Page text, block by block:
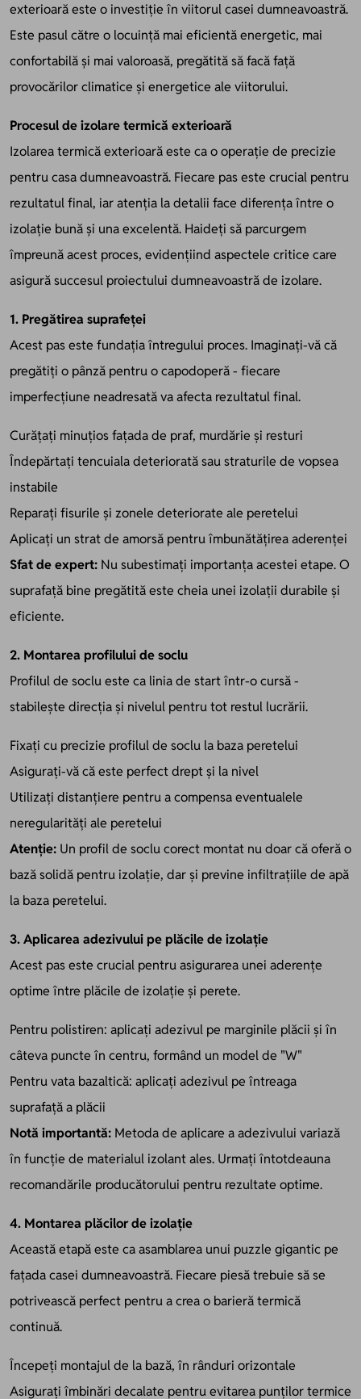
exterioară este o investiție în viitorul casei dumneavoastră.
Este pasul către o locuință mai eficientă energetic, mai
confortabilă și mai valoroasă, pregătită să facă față
provocărilor climatice și energetice ale viitorului.
Procesul de izolare termică exterioară
Izolarea termică exterioară este ca o operație de precizie
pentru casa dumneavoastră. Fiecare pas este crucial pentru
rezultatul final, iar atenția la detalii face diferența între o
izolație bună și una excelentă. Haideți să parcurgem
împreună acest proces, evidențiind aspectele critice care
asigură succesul proiectului dumneavoastră de izolare.
1. Pregătirea suprafeței
Acest pas este fundația întregului proces. Imaginați-vă că
pregătiți o pânză pentru o capodoperă - fiecare
imperfecțiune neadresată va afecta rezultatul final.
Curățați minuțios fațada de praf, murdărie și resturi
Îndepărtați tencuiala deteriorată sau straturile de vopsea
instabile
Reparați fisurile și zonele deteriorate ale peretelui
Aplicați un strat de amorsă pentru îmbunătățirea aderenței
Sfat de expert: Nu subestimați importanța acestei etape. O
suprafață bine pregătită este cheia unei izolații durabile și
eficiente.
2. Montarea profilului de soclu
Profilul de soclu este ca linia de start într-o cursă -
stabilește direcția și nivelul pentru tot restul lucrării.
Fixați cu precizie profilul de soclu la baza peretelui
Asigurați-vă că este perfect drept și la nivel
Utilizați distanțiere pentru a compensa eventualele
neregularități ale peretelui
Atenție: Un profil de soclu corect montat nu doar că oferă o
bază solidă pentru izolație, dar și previne infiltrațiile de apă
la baza peretelui.
3. Aplicarea adezivului pe plăcile de izolație
Acest pas este crucial pentru asigurarea unei aderențe
optime între plăcile de izolație și perete.
Pentru polistiren: aplicați adezivul pe marginile plăcii și în
câteva puncte în centru, formând un model de "W"
Pentru vata bazaltică: aplicați adezivul pe întreaga
suprafață a plăcii
Notă importantă: Metoda de aplicare a adezivului variază
în funcție de materialul izolant ales. Urmați întotdeauna
recomandările producătorului pentru rezultate optime.
4. Montarea plăcilor de izolație
Această etapă este ca asamblarea unui puzzle gigantic pe
fațada casei dumneavoastră. Fiecare piesă trebuie să se
potrivească perfect pentru a crea o barieră termică
continuă.
Începeți montajul de la bază, în rânduri orizontale
Asigurați îmbinări decalate pentru evitarea punților termice